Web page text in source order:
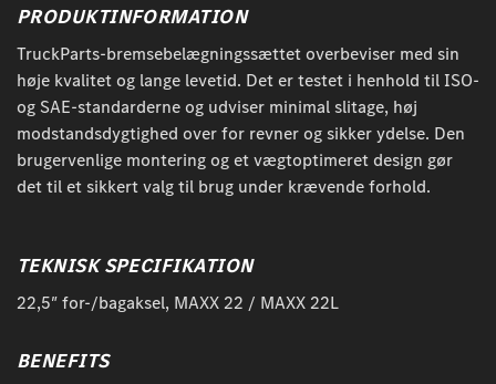
PRODUKTINFORMATION
TruckParts-bremsebelægningssættet overbeviser med sin
høje kvalitet og lange levetid. Det er testet i henhold til ISO-
og SAE-standarderne og udviser minimal slitage, høj
modstandsdygtighed over for revner og sikker ydelse. Den
brugervenlige montering og et vægtoptimeret design gør
det til et sikkert valg til brug under krævende forhold.
TEKNISK SPECIFIKATION
22,5″ for-/bagaksel, MAXX 22 / MAXX 22L
BENEFITS